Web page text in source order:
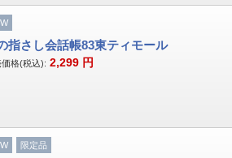
指さし会話帳83東ティモール
価格(税込): 2,299 円
限定品